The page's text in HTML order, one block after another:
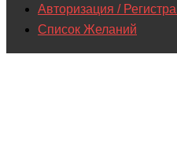
Авторизация /
Список Желаний